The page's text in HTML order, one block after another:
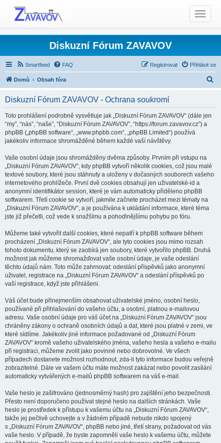
T
o
g
l
e
n
g
a
n
Diskuzní Fórum ZAVAVOV
Smartfeed FAQ Přihlásit se
Registrovat
Domů Obsah fóra
Diskuzní Fórum ZAVAVOV - Ochrana soukromí
Toto prohlášení podrobně vysvětluje jak „Diskuzní Fórum ZAVAVOV“ (dále jen
“my”, “nás”, “naše”, “Diskuzní Fórum ZAVAVOV”, “https://forum.zavavov.cz”) a
phpBB („phpBB software“, „www.phpbb.com“, „phpBB Limited“) používá
jakékoliv informace shromážděné během každé vaší návštěvy.
Vaše osobní údaje jsou shromážděny dvěma způsoby. Prvním při vstupu na
„Diskuzní Fórum ZAVAVOV“, kdy phpBB vytvoří několik cookies, což jsou malé
textové soubory, které jsou stáhnuty a uloženy v dočasných souborech vašeho
internetového prohlížeče. První dvě cookies obsahují jen uživatelské-id a
anonymní identifikátor session, které je vám automaticky přiděleno phpBB
softwarem. Třetí cookie se vytvoří, jakmile začnete procházet mezi tématy na
„Diskuzní Fórum ZAVAVOV“, a je používána k ukládání informace, které téma
jste již přečetli, což vede k snažšímu a pohodlnějšímu pohybu po fóru.
Můžeme také vytvořit další cookies, které nepatří k phpBB software během
procházení „Diskuzní Fórum ZAVAVOV“, ale tyto cookies jsou mimo rozsah
tohoto dokumentu, který se zaobírá jen soubory, které vytvořilo phpBB. Druhá
možnost jak můžeme shromažďovat vaše osobní údaje, je vaše odeslání
těchto údajů nám. Toto může zahrnovat: odeslání příspěvků jako anonymní
uživatel, registrace na „Diskuzní Fórum ZAVAVOV“ a odeslání příspěvků po
vaší registrace, když jste přihlášeni.
Váš účet bude přinejmenším obsahovat uživatelské jméno, osobní heslo,
používané při přihlašování do vašeho účtu, a osobní, platnou e-mailovou
adresu. Vaše osobní údaje pro váš účet na „Diskuzní Fórum ZAVAVOV“ jsou
chráněny zákony o ochraně osobních údajů a dat, které jsou platné v zemi, ve
které sídlíme. Jakékoliv jiné informace požadované od „Diskuzní Fórum
ZAVAVOV“ kromě vašeho uživatelského jména, vašeho hesla a vašeho e-mailu
při registraci, můžeme zvolit jako povinné nebo dobrovolné. Ve všech
případech dostanete možnost rozhodnout, zda-li tyto informace budou veřejně
zobrazitelné. Dále ve vašem účtu máte možnost zakázat nebo povolit zasílání
automaticky vytvářených e-mailů phpBB softwarem na váš e-mail.
Vaše heslo je zašifrováno (jednosměrný hash) pro zajištění jeho bezpečnosti.
Přesto není doporučeno používat stejné heslo na dalších stránkách. Vaše
heslo je prostředek k přístupu k vašemu účtu na „Diskuzní Fórum ZAVAVOV“,
takže jej pečlivě uchovejte a v žádném případě nebude nikdo spojený
s „Diskuzní Fórum ZAVAVOV“, phpBB nebo jiné, třetí strany, požadovat od vás
vaše heslo. V případě, že byste zapomněli vaše heslo k vašemu účtu, můžete